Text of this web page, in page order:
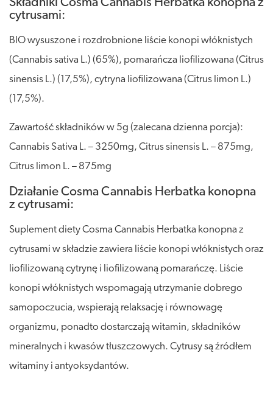
cytrusami:
BIO wysuszone i rozdrobnione liście konopi włóknistych
(Cannabis sativa L.) (65%), pomarańcza liofilizowana (Citrus
sinensis L.) (17,5%), cytryna liofilizowana (Citrus limon L.)
(17,5%).
Zawartość składników w 5g (zalecana dzienna porcja):
Cannabis Sativa L. – 3250mg, Citrus sinensis L. – 875mg,
Citrus limon L. – 875mg
Działanie Cosma Cannabis Herbatka konopna
z cytrusami:
Suplement diety Cosma Cannabis Herbatka konopna z
cytrusami w składzie zawiera liście konopi włóknistych oraz
liofilizowaną cytrynę i liofilizowaną pomarańczę. Liście
konopi włóknistych wspomagają utrzymanie dobrego
samopoczucia, wspierają relaksację i równowagę
organizmu, ponadto dostarczają witamin, składników
mineralnych i kwasów tłuszczowych. Cytrusy są źródłem
witaminy i antyoksydantów.